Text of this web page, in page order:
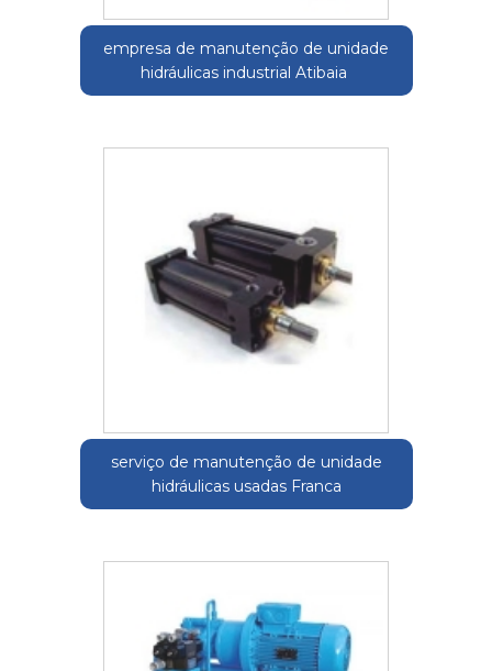
empresa de manutenção de unidade
hidráulicas industrial Atibaia
serviço de manutenção de unidade
hidráulicas usadas Franca